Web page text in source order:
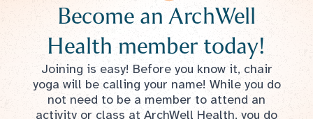
Become an ArchWell
Health member today!
Joining is easy! Before you know it, chair
yoga will be calling your name! While you do
not need to be a member to attend an
activity or class at ArchWell Health, you do